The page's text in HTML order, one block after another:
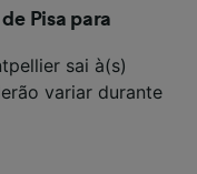
Pisa para
sai à(s)
variar durante